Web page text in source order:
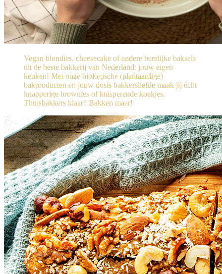
Vegan blondies, cheesecake of andere heerlijke baksels
uit de beste bakkerij van Nederland: jouw eigen
keuken! Met onze biologische (plantaardige)
bakproducten en jouw dosis bakkersliefde maak jij écht
knapperige brownies of knisperende koekjes.
Thuisbakkers klaar? Bakken maar!